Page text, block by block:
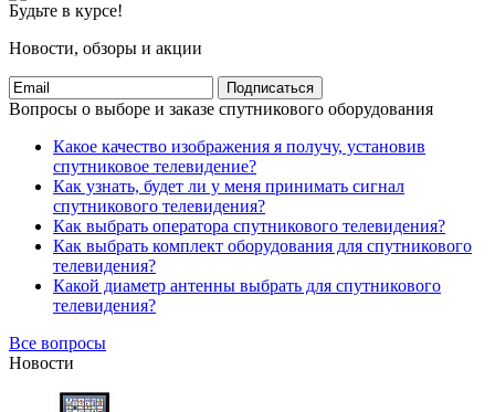
Будьте в курсе!
Новости, обзоры и акции
Подписаться
Вопросы о выборе и заказе спутникового оборудования
Какое качество изображения я получу, установив
спутниковое телевидение?
Как узнать, будет ли у меня принимать сигнал
спутникового телевидения?
Как выбрать оператора спутникового телевидения?
Как выбрать комплект оборудования для спутникового
телевидения?
Какой диаметр антенны выбрать для спутникового
телевидения?
Все вопросы
Новости